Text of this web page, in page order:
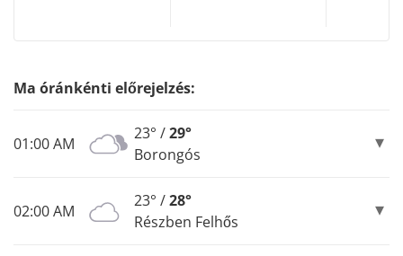
Ma óránkénti előrejelzés:
01:00 AM
23° /29°
Borongós
02:00 AM
23° /28°
Részben Felhős